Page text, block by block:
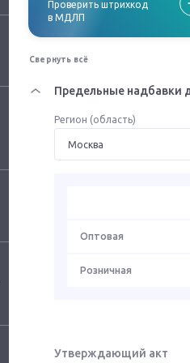
Проверить штрихкод
в МДЛП
Свернуть всё
Предельные надбавки
Регион (область)
Оптовая
Розничная
Утверждающий акт